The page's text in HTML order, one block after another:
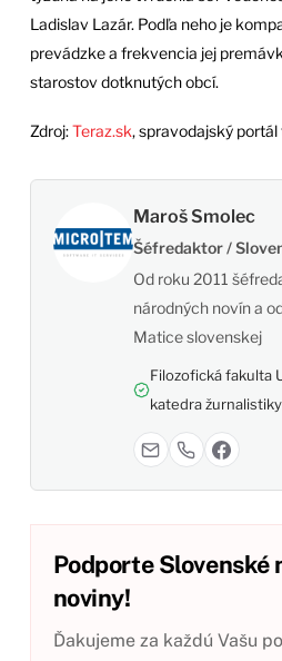
Ladislav Lazár. Podľa neho je
prevádzke a frekvencia jej
starostov dotknutých obcí.
Zdroj:Teraz.sk, spravodajský
Maroš Smolec
Šéfredaktor /
Od roku 2011
národných novín a
Matice slovenskej
Filozofická fakulta
katedra žurnalistiky
Podporte Slovenské
noviny!
Ďakujeme za každú Vašu